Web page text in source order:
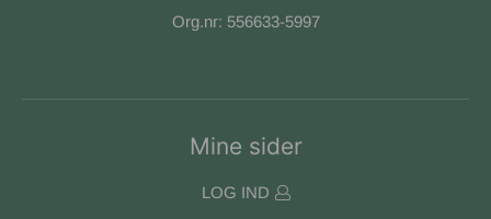
Org.nr: 556633-5997
Mine sider
LOG IND